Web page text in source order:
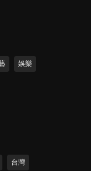
娛樂
台灣